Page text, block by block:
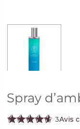
Spray
3Avis